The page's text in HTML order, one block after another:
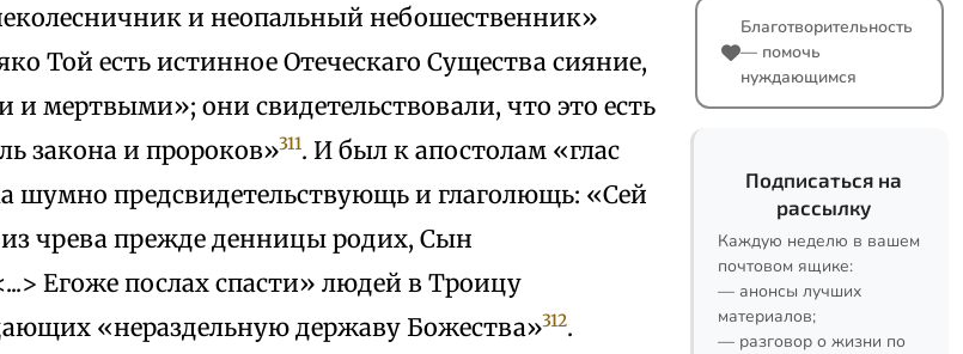
и неопальный небошественник»
Той есть истинное Отеческаго Существа сияние,
мертвыми»; они свидетельствовали, что это есть
закона и пророков»311. И был к апостолам «глас
шумно предсвидетельствующь и глаголющь: «Сей
из чрева прежде денницы родих, Сын
Егоже послах спасти» людей в Троицу
«нераздельную державу Божества»312.
Благотворительность
— помочь
нуждающимся
Подписаться на
рассылку
Каждую неделю в вашем
почтовом ящике:
— анонсы лучших
материалов;
— разговор о жизни по